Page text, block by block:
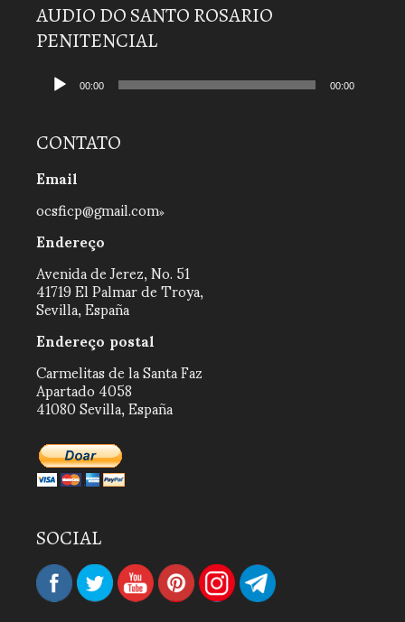
AUDIO DO SANTO ROSARIO
PENITENCIAL
Tocador00:00 00:00
CONTATO
Email
ocsficp@gmail.com
Endereço
Avenida de Jerez, No. 51
41719 El Palmar de Troya,
Sevilla, España
Endereço postal
Carmelitas de la Santa Faz
Apartado 4058
41080 Sevilla, España
SOCIAL